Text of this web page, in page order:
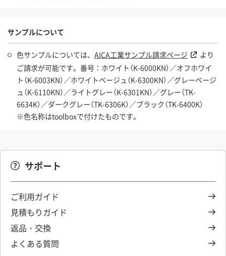
サンプルについて
色サンプルについては、 AICA工業サンプル請求ページ
より
ご請求が可能です。番号：ホワイト（K-6000KN）／オフホワイ
ト（K-6003KN）／ホワイトベージュ（K-6300KN）／グレーベージ
ュ（K-6110KN）／ライトグレー（K-6301KN）／グレー（TK-
6634K）／ダークグレー（TK-6306K）／ブラック（TK-6400K）
※色名称はtoolboxで付けたものです。
サポート
ご利用ガイド
見積もりガイド
返品・交換
よくある質問